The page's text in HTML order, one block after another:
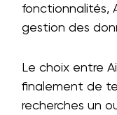
fonctionnalités,
gestion des
Le choix entre
finalement de
recherches un